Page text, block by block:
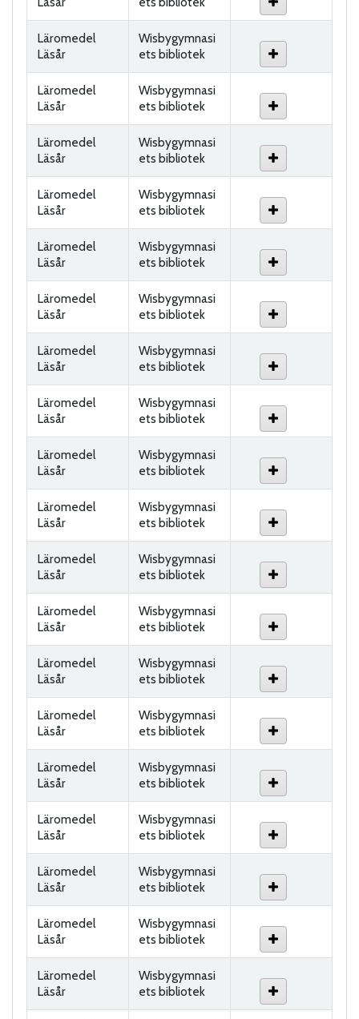
Läromedel
Läsår
Wisbygymnasi
ets bibliotek
Läromedel
Läsår
Wisbygymnasi
ets bibliotek
Läromedel
Läsår
Wisbygymnasi
ets bibliotek
Läromedel
Läsår
Wisbygymnasi
ets bibliotek
Läromedel
Läsår
Wisbygymnasi
ets bibliotek
Läromedel
Läsår
Wisbygymnasi
ets bibliotek
Läromedel
Läsår
Wisbygymnasi
ets bibliotek
Läromedel
Läsår
Wisbygymnasi
ets bibliotek
Läromedel
Läsår
Wisbygymnasi
ets bibliotek
Läromedel
Läsår
Wisbygymnasi
ets bibliotek
Läromedel
Läsår
Wisbygymnasi
ets bibliotek
Läromedel
Läsår
Wisbygymnasi
ets bibliotek
Läromedel
Läsår
Wisbygymnasi
ets bibliotek
Läromedel
Läsår
Wisbygymnasi
ets bibliotek
Läromedel
Läsår
Wisbygymnasi
ets bibliotek
Läromedel
Läsår
Wisbygymnasi
ets bibliotek
Läromedel
Läsår
Wisbygymnasi
ets bibliotek
Läromedel
Läsår
Wisbygymnasi
ets bibliotek
Läromedel
Läsår
Wisbygymnasi
ets bibliotek